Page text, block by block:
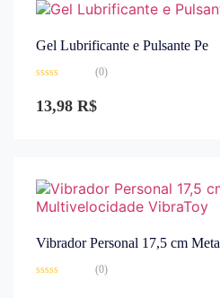
Gel Lubrificante e Pulsante Pe
0
de
(0)
13,98 R$
Vibrador Personal 17,5 cm Meta
(0)